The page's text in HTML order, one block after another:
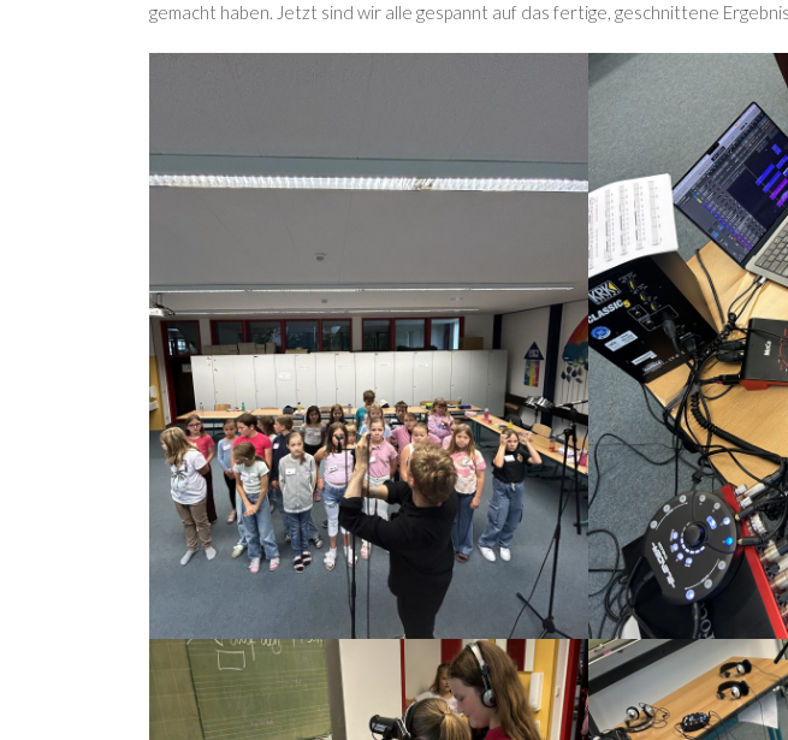
gemacht haben. Jetzt sind wir alle gespannt auf das fertige, geschnittene